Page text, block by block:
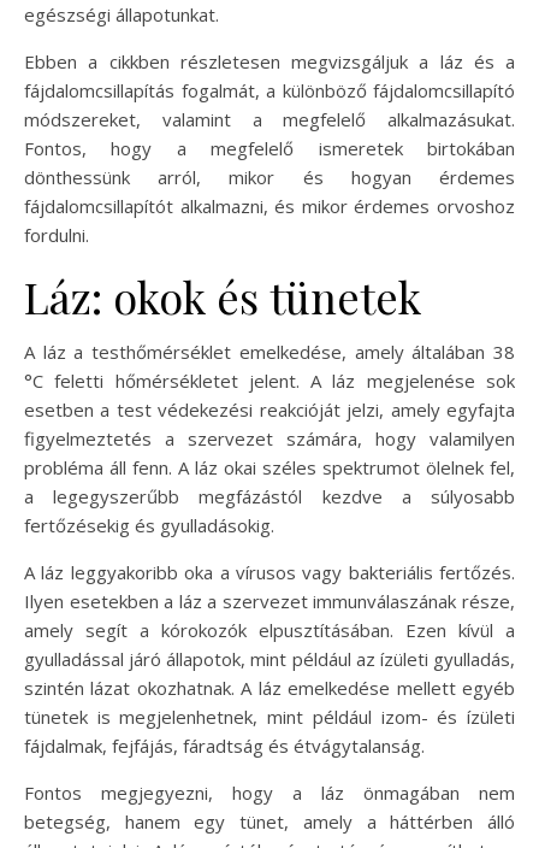
egészségi állapotunkat.
Ebben a cikkben részletesen megvizsgáljuk a láz és a
fájdalomcsillapítás fogalmát, a különböző fájdalomcsillapító
módszereket, valamint a megfelelő alkalmazásukat.
Fontos, hogy a megfelelő ismeretek birtokában
dönthessünk arról, mikor és hogyan érdemes
fájdalomcsillapítót alkalmazni, és mikor érdemes orvoshoz
fordulni.
Láz: okok és tünetek
A láz a testhőmérséklet emelkedése, amely általában 38
°C feletti hőmérsékletet jelent. A láz megjelenése sok
esetben a test védekezési reakcióját jelzi, amely egyfajta
figyelmeztetés a szervezet számára, hogy valamilyen
probléma áll fenn. A láz okai széles spektrumot ölelnek fel,
a legegyszerűbb megfázástól kezdve a súlyosabb
fertőzésekig és gyulladásokig.
A láz leggyakoribb oka a vírusos vagy bakteriális fertőzés.
Ilyen esetekben a láz a szervezet immunválaszának része,
amely segít a kórokozók elpusztításában. Ezen kívül a
gyulladással járó állapotok, mint például az ízületi gyulladás,
szintén lázat okozhatnak. A láz emelkedése mellett egyéb
tünetek is megjelenhetnek, mint például izom- és ízületi
fájdalmak, fejfájás, fáradtság és étvágytalanság.
Fontos megjegyezni, hogy a láz önmagában nem
betegség, hanem egy tünet, amely a háttérben álló